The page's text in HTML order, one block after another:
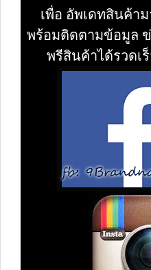
เพื่อ อัพเดทสินค้า
พร้อมติดตามข้อมูล
พรีสินค้าได้รวดเ